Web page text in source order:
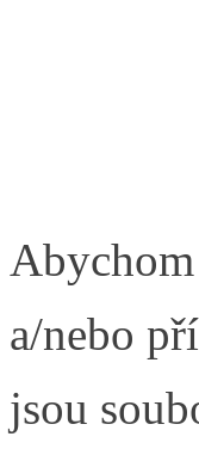
a/nebo
jsou